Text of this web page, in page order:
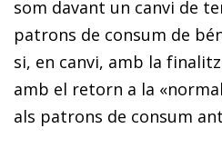
som davant un canvi de
patrons de consum de
si, en canvi, amb la
amb el retorn a la
als patrons de consum